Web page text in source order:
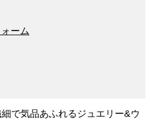
ーム
で気品あふれるジュエリー&ウ